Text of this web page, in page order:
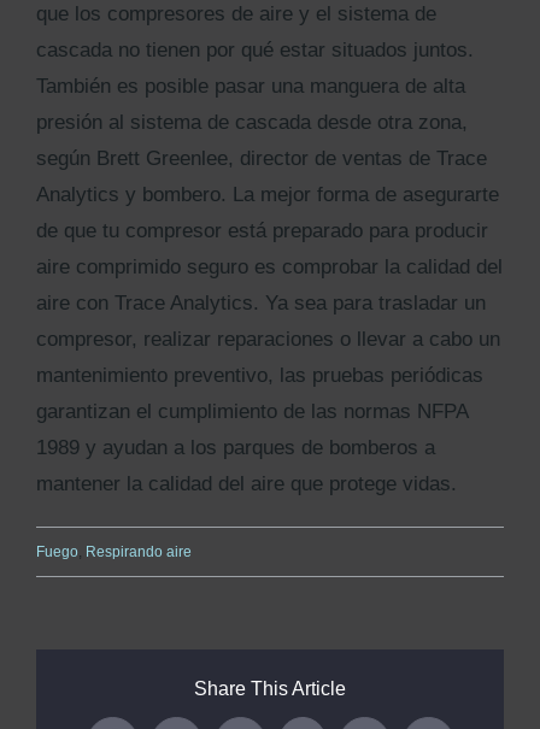
que los compresores de aire y el sistema de
cascada no tienen por qué estar situados juntos.
También es posible pasar una manguera de alta
presión al sistema de cascada desde otra zona,
según Brett Greenlee, director de ventas de Trace
Analytics y bombero. La mejor forma de asegurarte
de que tu compresor está preparado para producir
aire comprimido seguro es comprobar la calidad del
aire con Trace Analytics. Ya sea para trasladar un
compresor, realizar reparaciones o llevar a cabo un
mantenimiento preventivo, las pruebas periódicas
garantizan el cumplimiento de las normas NFPA
1989 y ayudan a los parques de bomberos a
mantener la calidad del aire que protege vidas.
Fuego Respirando aire
Share This Article